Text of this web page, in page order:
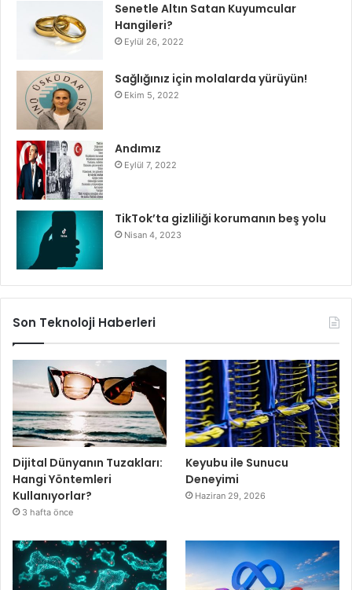
Senetle Altın Satan Kuyumcular
Hangileri?
Eylül 26, 2022
Sağlığınız için molalarda yürüyün!
Ekim 5, 2022
Andımız
Eylül 7, 2022
TikTok’ta gizliliği korumanın beş yolu
Nisan 4, 2023
Son Teknoloji Haberleri
Dijital Dünyanın Tuzakları:
Hangi Yöntemleri
Kullanıyorlar?
3 hafta önce
Keyubu ile Sunucu
Deneyimi
Haziran 29, 2026